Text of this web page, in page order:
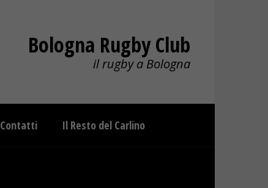
Bologna Rugby Club
il rugby a Bologna
Contatti Il Resto del Carlino